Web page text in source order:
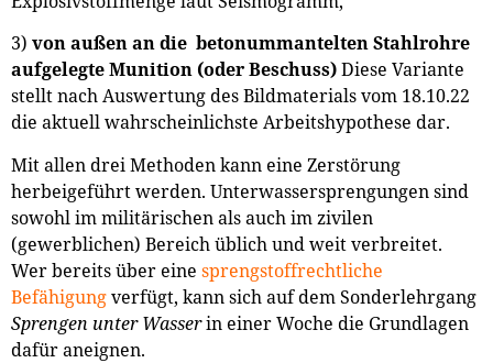
3) von außen an die betonummantelten Stahlrohre
aufgelegte Munition (oder Beschuss)Diese Variante
stellt nach Auswertung des Bildmaterials vom 18.10.22
die aktuell wahrscheinlichste Arbeitshypothese dar.
Mit allen drei Methoden kann eine Zerstörung
herbeigeführt werden. Unterwassersprengungen sind
sowohl im militärischen als auch im zivilen
(gewerblichen) Bereich üblich und weit verbreitet.
Wer bereits über eine sprengstoffrechtliche
Befähigungverfügt, kann sich auf dem Sonderlehrgang
Sprengen unter Wasserin einer Woche die Grundlagen
dafür aneignen.